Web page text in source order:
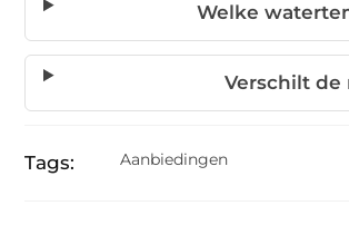
Welke
Verschilt de
Tags: Aanbiedingen